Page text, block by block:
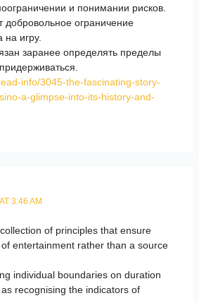
и понимании рисков.
добровольное ограничение
игру.
заранее определять пределы
info/3045-the-fascinating-story-
a-glimpse-into-its-history-and-
3:46 AM
of principles that ensure
entertainment rather than a source
individual boundaries on duration
recognising the indicators of